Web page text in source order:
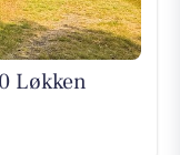
Løkken